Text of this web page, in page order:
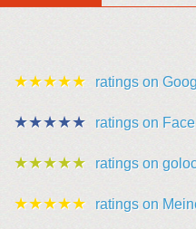
★★★★★ ratings on
★★★★★ ratings on
★★★★★ ratings on
★★★★★ ratings on